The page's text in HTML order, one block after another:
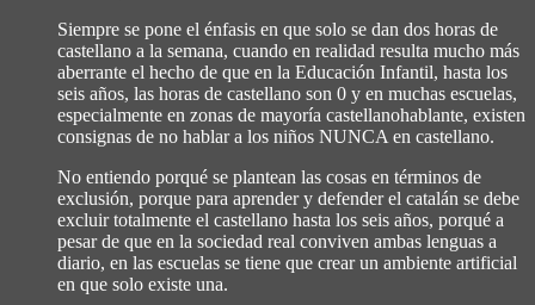
Siempre se pone el énfasis en que solo se dan dos horas de
castellano a la semana, cuando en realidad resulta mucho más
aberrante el hecho de que en la Educación Infantil, hasta los
seis años, las horas de castellano son 0 y en muchas escuelas,
especialmente en zonas de mayoría castellanohablante, existen
consignas de no hablar a los niños NUNCA en castellano.
No entiendo porqué se plantean las cosas en términos de
exclusión, porque para aprender y defender el catalán se debe
excluir totalmente el castellano hasta los seis años, porqué a
pesar de que en la sociedad real conviven ambas lenguas a
diario, en las escuelas se tiene que crear un ambiente artificial
en que solo existe una.